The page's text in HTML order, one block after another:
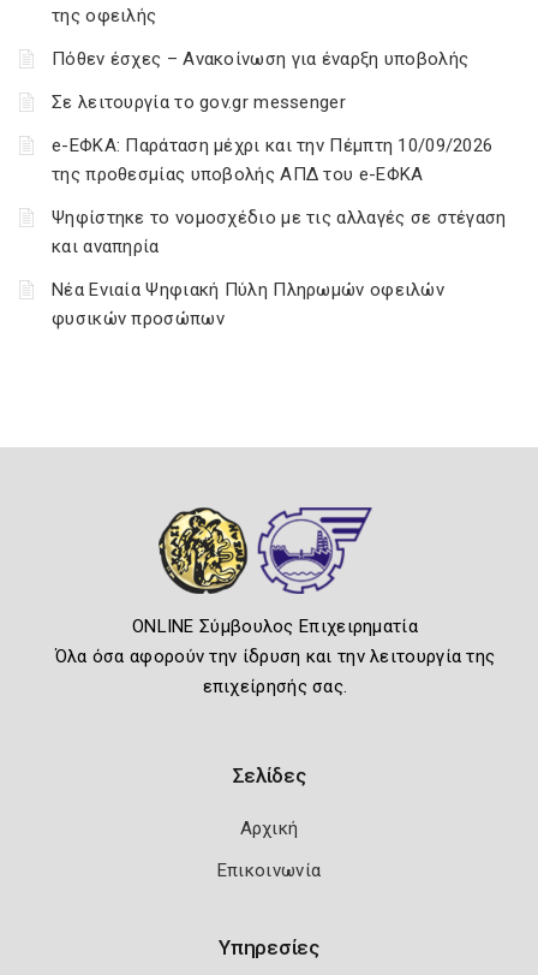
της οφειλής
Πόθεν έσχες – Ανακοίνωση για έναρξη υποβολής
Σε λειτουργία το gov.gr messenger
e-ΕΦΚΑ: Παράταση μέχρι και την Πέμπτη 10/09/2026
της προθεσμίας υποβολής ΑΠΔ του e-ΕΦΚΑ
Ψηφίστηκε το νομοσχέδιο με τις αλλαγές σε στέγαση
και αναπηρία
Νέα Ενιαία Ψηφιακή Πύλη Πληρωμών οφειλών
φυσικών προσώπων
ONLINE Σύμβουλος Επιχειρηματία
Όλα όσα αφορούν την ίδρυση και την λειτουργία της
επιχείρησής σας.
Σελίδες
Αρχική
Επικοινωνία
Υπηρεσίες